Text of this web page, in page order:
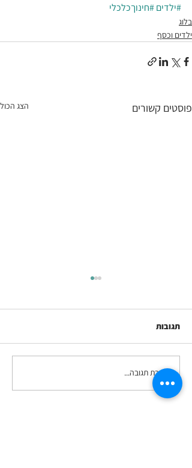
#ילדים#חינוךכלכלי
בלוג
ילדים וכסף
פוסטים קשורים הצג הכול
כשקבוצת הוואטסאפ הופכת
למערכת ניהול - והמידע
מתחיל ללכת לאיבוד
תגובות
כתיבת תגובה...